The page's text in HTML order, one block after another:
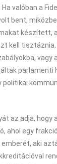
valóban a
bent,
készített,
kell tisztáznia,
vagy
parlamenti
politikai
az adja, hogy
ahol egy
aki